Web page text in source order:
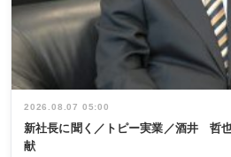
2026.08.07 05:00
新社長に聞く／トピー実業／酒井 哲
献